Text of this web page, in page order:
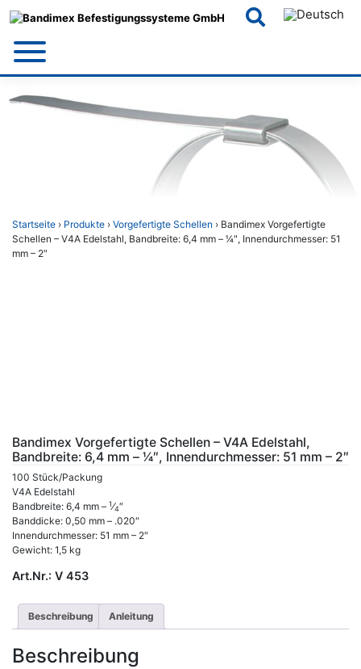
Startseite › Produkte › Vorgefertigte Schellen › Bandimex Vorgefertigte
Schellen – V4A Edelstahl, Bandbreite: 6,4 mm – 1⁄4″, Innendurchmesser: 51
mm – 2″
Bandimex Vorgefertigte Schellen – V4A Edelstahl,
Bandbreite: 6,4 mm – 1⁄4″, Innendurchmesser: 51 mm – 2″
100 Stück/Packung
V4A Edelstahl
Bandbreite: 6,4 mm – 1⁄4″
Banddicke: 0,50 mm – .020″
Innendurchmesser: 51 mm – 2″
Gewicht: 1,5 kg
Art.Nr.: V 453
Beschreibung Anleitung
Beschreibung